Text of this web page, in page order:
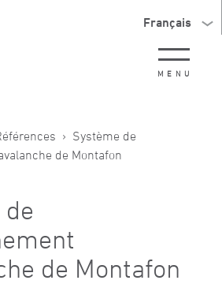
Français
MENU
Système de
de Montafon
de Montafon